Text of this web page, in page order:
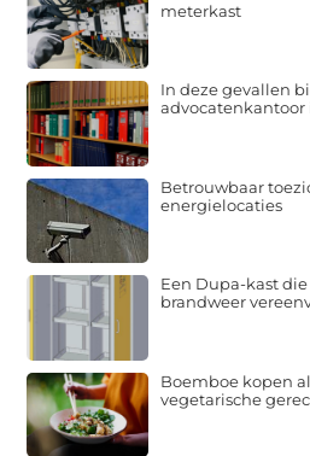
meterkast
In deze gevallen
advocatenkantoor
Betrouwbaar
energielocaties
Een Dupa-kast
brandweer
Boemboe kopen
vegetarische